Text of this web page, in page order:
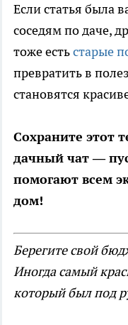
Если статья была
соседям по даче,
тоже естьстарые
превратить в
становятся
Сохраните этот
дачный чат —
помогают всем
дом!
Берегите свой
Иногда самый
который был под